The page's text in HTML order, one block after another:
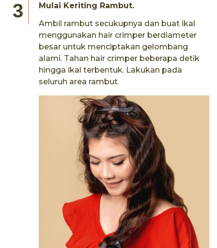
Mulai Keriting Rambut.
Ambil rambut secukupnya dan buat ikal
menggunakan hair crimper berdiameter
besar untuk menciptakan gelombang
alami. Tahan hair crimper beberapa detik
hingga ikal terbentuk. Lakukan pada
seluruh area rambut.